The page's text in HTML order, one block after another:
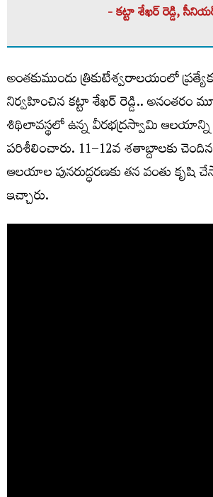
- కట్టా శేఖర్‌ రెడ్డి,
అంతకుముందు త్రికుటేశ్వరాలయంలో
నిర్వహించిన కట్టా శేఖర్ రెడ్డి.. అనంతరం
శిథిలావస్థలో ఉన్న వీరభద్రస్వామి ఆలయాన్ని
పరిశీలించారు. 11–12వ శతాబ్దాలకు
ఆలయాల పునరుద్ధరణకు తన వంతు
ఇచ్చారు.